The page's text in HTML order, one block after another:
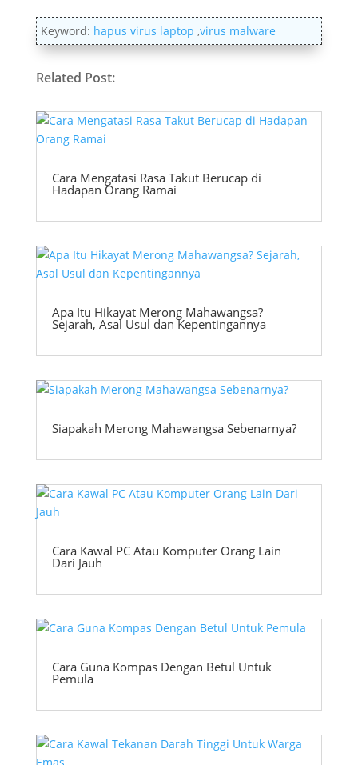
Keyword: hapus virus laptop ,virus malware
Related Post:
Cara Mengatasi Rasa Takut Berucap di
Hadapan Orang Ramai
Apa Itu Hikayat Merong Mahawangsa?
Sejarah, Asal Usul dan Kepentingannya
Siapakah Merong Mahawangsa Sebenarnya?
Cara Kawal PC Atau Komputer Orang Lain
Dari Jauh
Cara Guna Kompas Dengan Betul Untuk
Pemula